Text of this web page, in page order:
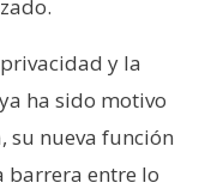
y la
ha sido motivo
su nueva función
barrera entre lo